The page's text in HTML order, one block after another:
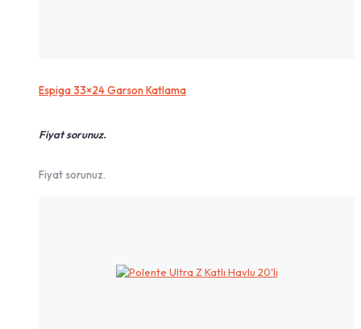
Espiga 33×24 Garson Katlama
Fiyat sorunuz.
Fiyat sorunuz.